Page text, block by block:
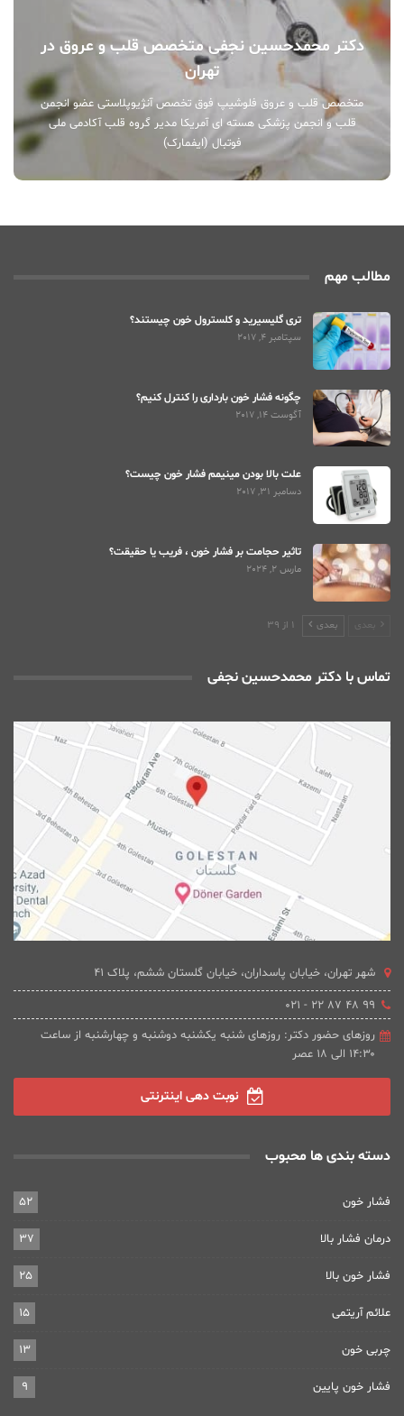
دکتر محمدحسین نجفی متخصص قلب و عروق در
تهران
متخصص قلب و عروق فلوشیپ فوق تخصص آنژیوپلاستی عضو انجمن
قلب و انجمن پزشکی هسته ای آمریکا مدیر گروه قلب آکادمی ملی
فوتبال (ایفمارک)
مطالب مهم
تری گلیسیرید و کلسترول خون چیستند؟
سپتامبر 4, 2017
چگونه فشار خون بارداری را کنترل کنیم؟
آگوست 14, 2017
علت بالا بودن مینیمم فشار خون چیست؟
دسامبر 31, 2017
تاثیر حجامت بر فشار خون ، فریب یا حقیقت؟
مارس 2, 2024
بعدی بعدی 1 از 39
تماس با دکتر محمدحسین نجفی
شهر تهران، خیابان پاسداران، خیابان گلستان ششم، پلاک 41
۹۹ ۴۸ ۸۷ ۲۲ - ۰۲۱
روزهای حضور دکتر: روزهای شنبه یکشنبه دوشنبه و چهارشنبه از ساعت
۱۴:۳۰ الی ۱۸ عصر
نوبت دهی اینترنتی
دسته بندی ها محبوب
فشار خون 52
درمان فشار بالا 37
فشار خون بالا 25
علائم آریتمی 15
چربی خون 13
فشار خون پایین 9